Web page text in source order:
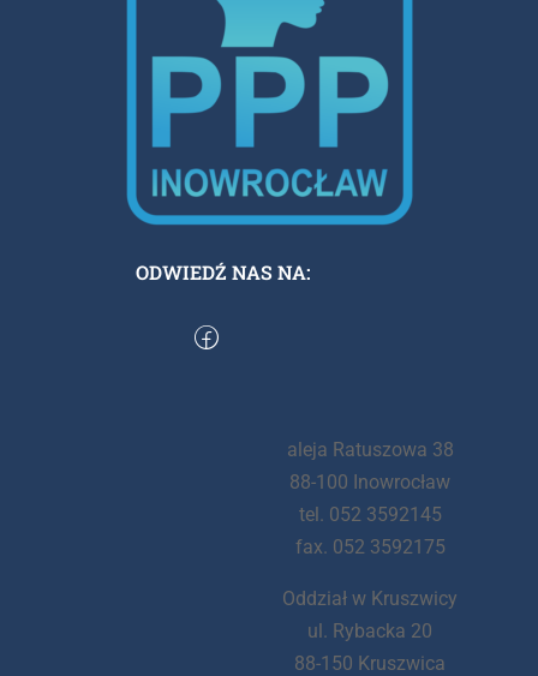
ODWIEDŹ NAS NA:
aleja Ratuszowa 38
88-100 Inowrocław
tel. 052 3592145
fax. 052 3592175
Oddział w Kruszwicy
ul. Rybacka 20
88-150 Kruszwica